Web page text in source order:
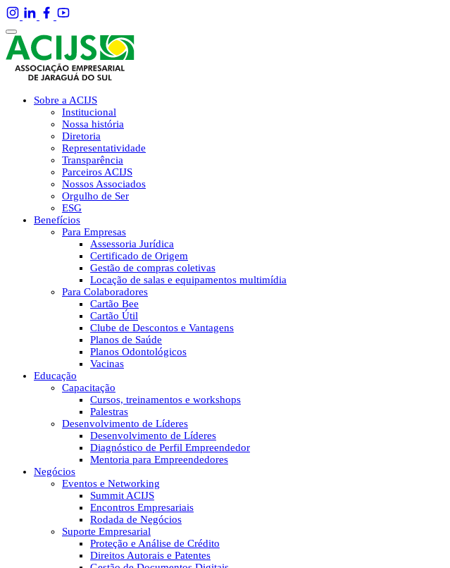
Sobre a ACIJS
Institucional
Nossa história
Diretoria
Representatividade
Transparência
Parceiros ACIJS
Nossos Associados
Orgulho de Ser
ESG
Benefícios
Para Empresas
Assessoria Jurídica
Certificado de Origem
Gestão de compras coletivas
Locação de salas e equipamentos multimídia
Para Colaboradores
Cartão Bee
Cartão Útil
Clube de Descontos e Vantagens
Planos de Saúde
Planos Odontológicos
Vacinas
Educação
Capacitação
Cursos, treinamentos e workshops
Palestras
Desenvolvimento de Líderes
Desenvolvimento de Líderes
Diagnóstico de Perfil Empreendedor
Mentoria para Empreendedores
Negócios
Eventos e Networking
Summit ACIJS
Encontros Empresariais
Rodada de Negócios
Suporte Empresarial
Proteção e Análise de Crédito
Direitos Autorais e Patentes